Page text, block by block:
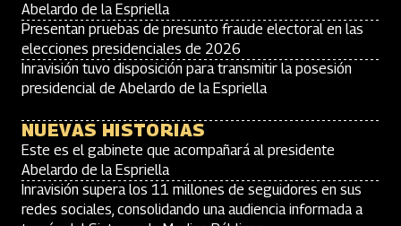
Abelardo de la Espriella
Presentan pruebas de presunto fraude electoral en las
elecciones presidenciales de 2026
Inravisión tuvo disposición para transmitir la posesión
presidencial de Abelardo de la Espriella
NUEVAS HISTORIAS
Este es el gabinete que acompañará al presidente
Abelardo de la Espriella
Inravisión supera los 11 millones de seguidores en sus
redes sociales, consolidando una audiencia informada a